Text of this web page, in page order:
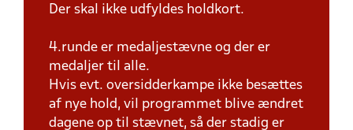
Der skal ikke udfyldes holdkort.
4.runde er medaljestævne og der er
medaljer til alle.
Hvis evt. oversidderkampe ikke besættes
af nye hold, vil programmet blive ændret
dagene op til stævnet, så der stadig er